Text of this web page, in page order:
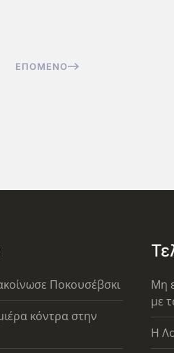
ΕΠΌΜΕΝΟ
Ποκουσέβσκι
κόντρα στην
Μη
με
Η